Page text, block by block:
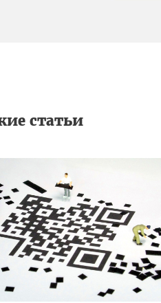
статьи